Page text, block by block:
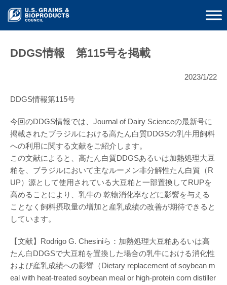
DDGS情報 第115号を掲載
2023/1/22
DDGS情報第115号
今回のDDGS情報では、Journal of Dairy Scienceの最新号に
掲載されたブラジルにおける高たん白質DDGSの乳牛用飼料
への利用に関する文献をご紹介します。
この文献によると、高たん白質DDGSあるいは加熱処理大豆
粕を、ブラジルにおいて主なルーメン非分解性たん白質（R
UP）源として使用されている大豆粕と一部置換してRUPを
高めることにより、乳牛の 乾物消化率などに影響を与える
ことなく飼料摂取量の増加と産乳成績の改善が期待できると
しています。
【文献】Rodrigo G. Chesiniら：加熱処理大豆粕あるいは高
たん白DDGSで大豆粕を置換した場合の乳牛における消化性
および産乳成績への影響（Dietary replacement of soybean m
eal with heat-treated soybean meal or high-protein corn distiller